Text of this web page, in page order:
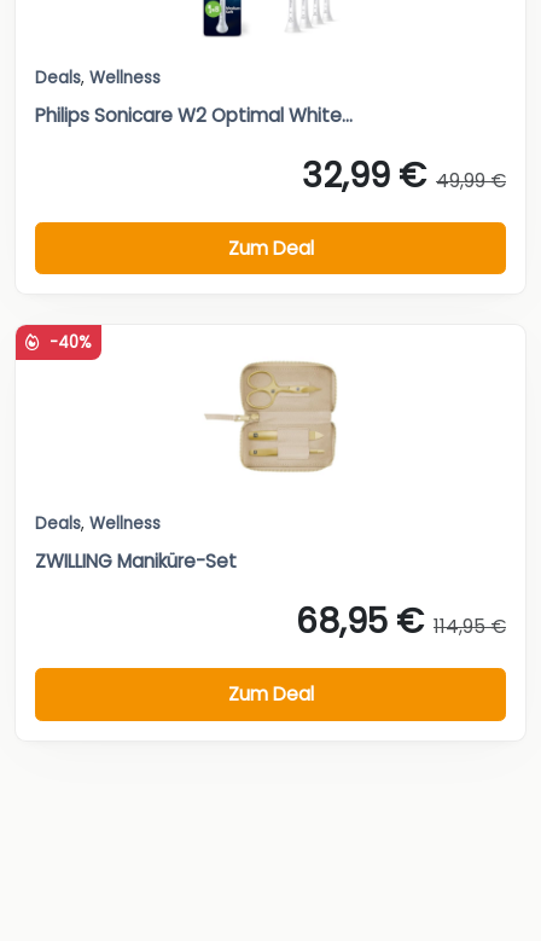
Deals, Wellness
Philips Sonicare W2 Optimal White...
32,99 € 49,99 €
Zum Deal
-40%
Deals, Wellness
ZWILLING Maniküre-Set
68,95 € 114,95 €
Zum Deal